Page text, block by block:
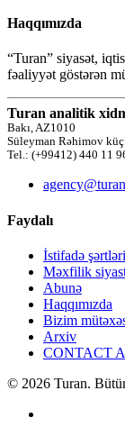
Haqqımızda
“Turan” siyasət,
fəaliyyət göstərən
Turan analitik
Bakı, AZ1010
Süleyman Rəhimov
Tel.: (+99412) 440 11
Faydalı
İstifadə şərtləri
Məxfilik
Abunə
Haqqımızda
Bizim
Arxiv
CONTACT
© 2026 Turan.